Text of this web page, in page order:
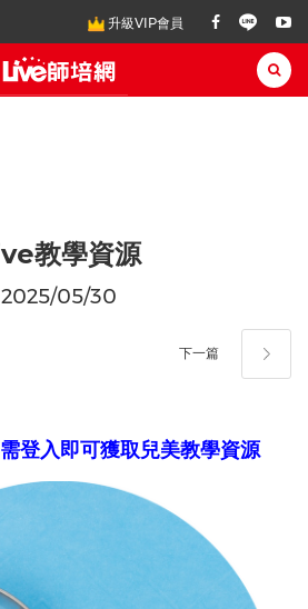
升級VIP會員
教學資源
2025/05/30
下一篇
登入即可獲取兒美教學資源